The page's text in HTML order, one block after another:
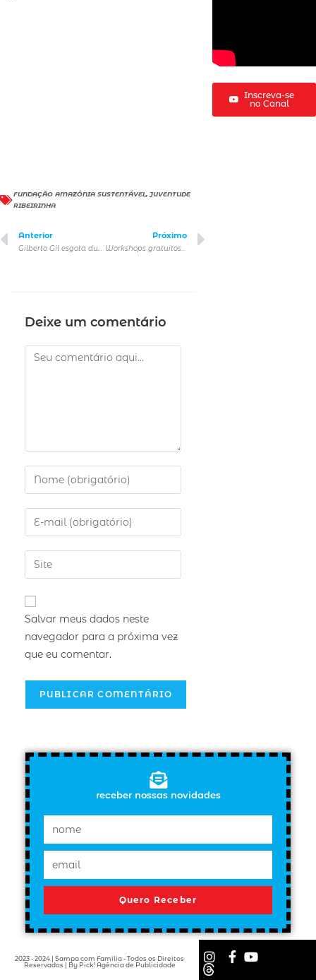
FUNDAÇÃO AMAZÔNIA SUSTENTÁVEL, JUVENTUDE
RIBEIRINHA
Anterior Próximo
Workshops gratuitos para pesquisa de linguagem e corpo circense
Deixe um comentário
Salvar meus dados neste
navegador para a próxima vez
que eu comentar.
Inscreva-se
no Canal
receber nossas novidades
Quero Receber
2023 - 2024 | Sampa com Família - Todos os Direitos
Reservados | By Pick! Agência de Publicidade